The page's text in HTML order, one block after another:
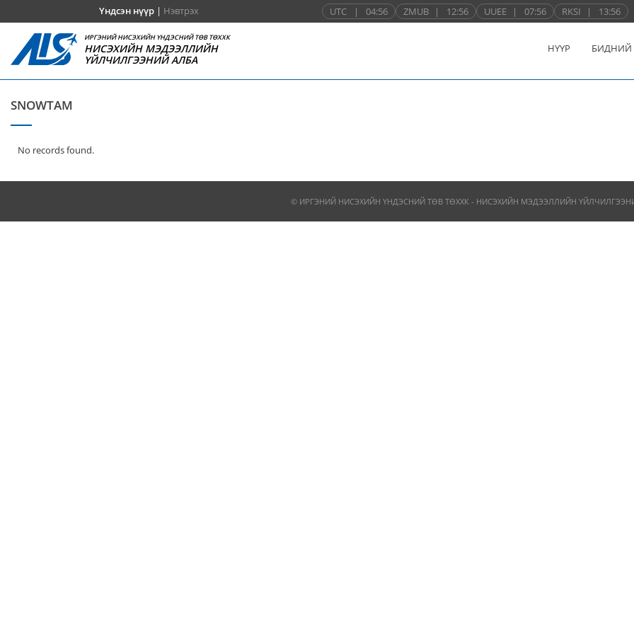
Үндсэн нүүр| Нэвтрэх UTC | 04:56 ZMUB | 12:56 UUEE | 07:56 RKSI | 13:56
ИРГЭНИЙ НИСЭХИЙН ҮНДЭСНИЙ ТӨВ ТӨХХК
НИСЭХИЙН МЭДЭЭЛЛИЙН
ҮЙЛЧИЛГЭЭНИЙ АЛБА
НҮҮР БИДНИЙ
SNOWTAM
No records found.
© ИРГЭНИЙ НИСЭХИЙН ҮНДЭСНИЙ ТӨВ ТӨХХК - НИСЭХИЙН МЭДЭЭЛЛИЙН